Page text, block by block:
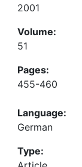
2001
Volume:
51
Pages:
455-460
Language:
German
Type: